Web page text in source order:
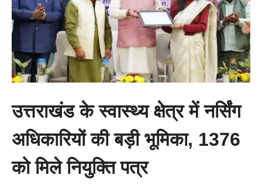
उत्तराखंड के स्वास्थ्य क्षेत्र में नर्सिंग
अधिकारियों की बड़ी भूमिका, 1376
को मिले नियुक्ति पत्र